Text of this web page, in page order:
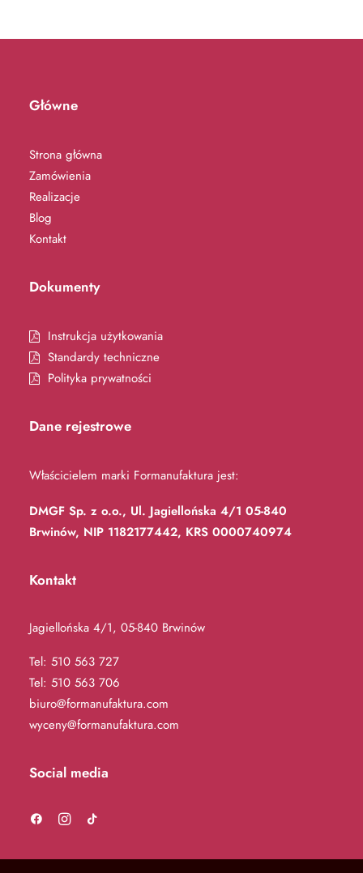
Główne
Strona główna
Zamówienia
Realizacje
Blog
Kontakt
Dokumenty
Instrukcja użytkowania
Standardy techniczne
Polityka prywatności
Dane rejestrowe
Właścicielem marki Formanufaktura jest:
DMGF Sp. z o.o., Ul. Jagiellońska 4/1 05-840
Brwinów, NIP 1182177442, KRS 0000740974
Kontakt
Jagiellońska 4/1, 05-840 Brwinów
Tel: 510 563 727
Tel: 510 563 706
biuro@formanufaktura.com
wyceny@formanufaktura.com
Social media